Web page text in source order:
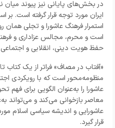
در بخش‌های پایانی نیز پیوند میان
ایران مورد توجه قرار گرفته است. بر
استمرار فرهنگ عاشورا و تجلی همان
است و محرم، مجالس عزاداری و
حفظ هویت دینی، انقلابی و
«آفتاب در مصاف» فراتر از یک کتاب
منظومه‌محور است که با رویکردی
عاشورا را به‌عنوان الگویی برای
معاصر بازخوانی می‌کند و می‌تواند
عاشورایی و اندیشه سیاسی اسلام
قرار گیرد.